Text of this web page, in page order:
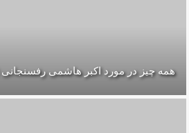
همه چیز در مورد اکبر هاشمی